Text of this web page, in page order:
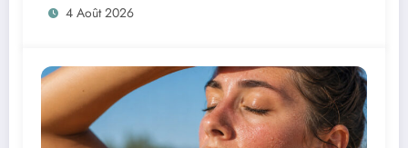
4 Août 2026